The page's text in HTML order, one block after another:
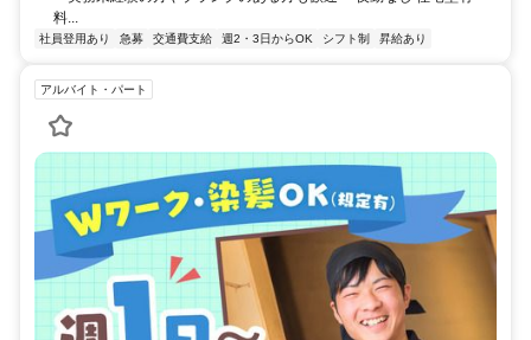
料...
社員登用あり 急募 交通費支給 週2・3日からOK シフト制 昇給あり
アルバイト・パート